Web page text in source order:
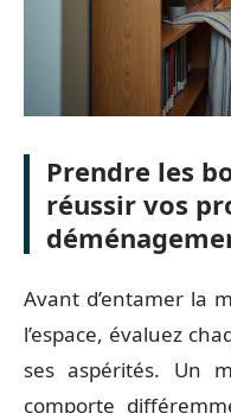
Prendre les
réussir vos
Avant d’entamer la
l’espace, évaluez
ses aspérités. Un
comporte